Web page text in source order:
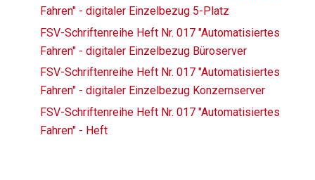
Fahren" - digitaler Einzelbezug 5-Platz
FSV-Schriftenreihe Heft Nr. 017 "Automatisiertes
Fahren" - digitaler Einzelbezug Büroserver
FSV-Schriftenreihe Heft Nr. 017 "Automatisiertes
Fahren" - digitaler Einzelbezug Konzernserver
FSV-Schriftenreihe Heft Nr. 017 "Automatisiertes
Fahren" - Heft